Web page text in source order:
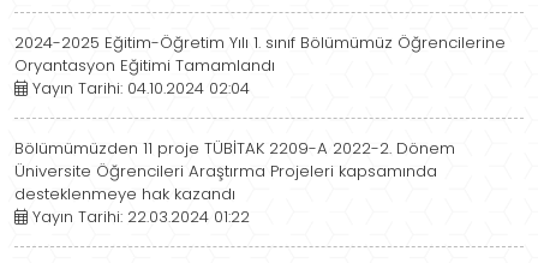
2024-2025 Eğitim-Öğretim Yılı 1. sınıf Bölümümüz Öğrencilerine
Oryantasyon Eğitimi Tamamlandı
Yayın Tarihi: 04.10.2024 02:04
Bölümümüzden 11 proje TÜBİTAK 2209-A 2022-2. Dönem
Üniversite Öğrencileri Araştırma Projeleri kapsamında
desteklenmeye hak kazandı
Yayın Tarihi: 22.03.2024 01:22